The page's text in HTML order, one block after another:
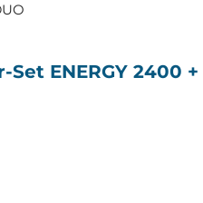
ENERGY 2400 +